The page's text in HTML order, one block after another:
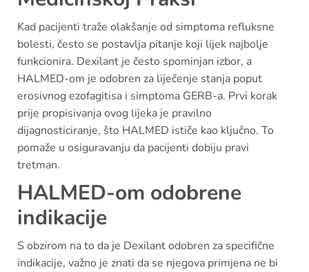
Kad pacijenti traže olakšanje od simptoma refluksne
bolesti, često se postavlja pitanje koji lijek najbolje
funkcionira. Dexilant je često spominjan izbor, a
HALMED-om je odobren za liječenje stanja poput
erosivnog ezofagitisa i simptoma GERB-a. Prvi korak
prije propisivanja ovog lijeka je pravilno
dijagnosticiranje, što HALMED ističe kao ključno. To
pomaže u osiguravanju da pacijenti dobiju pravi
tretman.
HALMED-om odobrene
indikacije
S obzirom na to da je Dexilant odobren za specifične
indikacije, važno je znati da se njegova primjena ne bi